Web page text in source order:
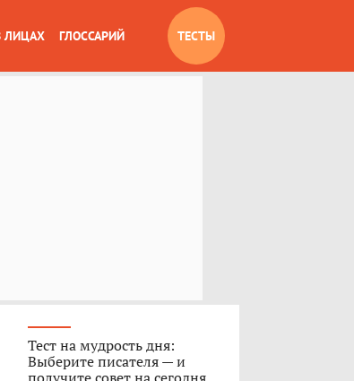
ЛИЦАХ ГЛОССАРИЙ ТЕСТЫ
Тест на мудрость дня:
Выберите писателя — и